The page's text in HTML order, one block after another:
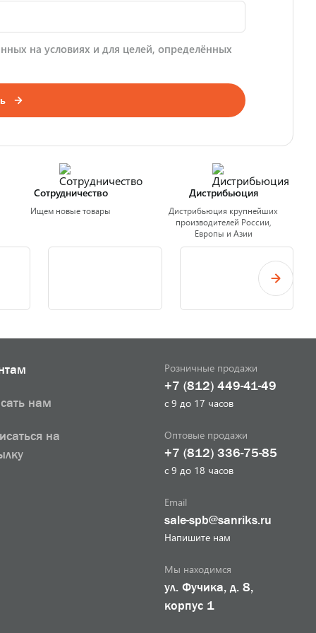
на условиях и для целей, определённых
Сотрудничество
Ищем новые товары
Дистрибьюция
Дистрибьюция крупнейших
производителей России,
Европы и Азии
нам
на
Розничные продажи
+7 (812) 449-41-49
с 9 до 17 часов
Оптовые продажи
+7 (812) 336-75-85
с 9 до 18 часов
Email
sale-spb@sanriks.ru
Напишите нам
Мы находимся
ул. Фучика, д. 8,
корпус 1